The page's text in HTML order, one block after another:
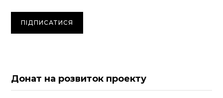
Донат на розвиток проекту